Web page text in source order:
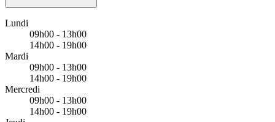
Lundi
09h00 - 13h00
14h00 - 19h00
Mardi
09h00 - 13h00
14h00 - 19h00
Mercredi
09h00 - 13h00
14h00 - 19h00